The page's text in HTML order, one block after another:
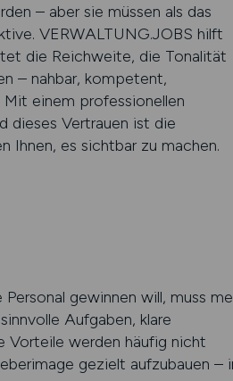
– aber sie müssen als das
VERWALTUNG.JOBS hilft
die Reichweite, die Tonalität
– nahbar, kompetent,
einem professionellen
dieses Vertrauen ist die
Ihnen, es sichtbar zu machen.
gewinnen will, muss
Aufgaben, klare
Vorteile werden häufig nicht
gezielt aufzubauen –